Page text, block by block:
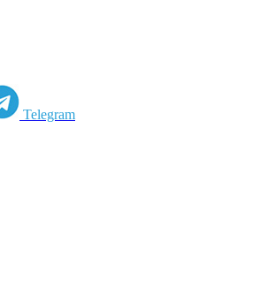
Telegram